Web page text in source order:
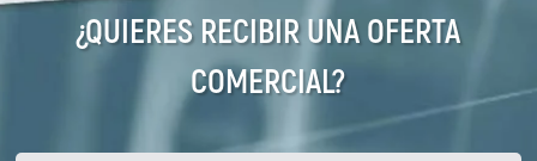
¿QUIERES RECIBIR UNA OFERTA
COMERCIAL?